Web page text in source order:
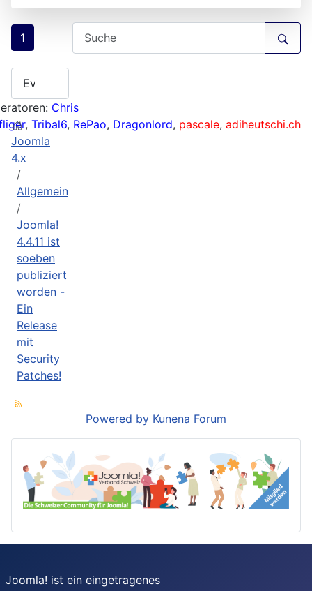
1
Chris
, Tribal6, RePao, Dragonlord, pascale, adiheutschi.ch
Joomla
4.x
Allgemein
Joomla!
4.4.11 ist
soeben
publiziert
worden -
Ein
Release
mit
Security
Patches!
Powered by Kunena Forum
Joomla! ist ein eingetragenes